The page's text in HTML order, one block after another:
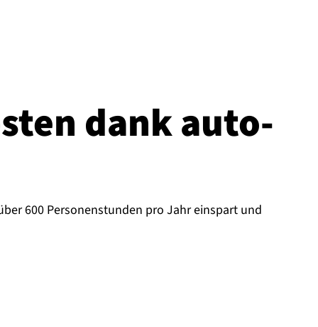
dank au­to­
600 Personenstunden pro Jahr einspart und